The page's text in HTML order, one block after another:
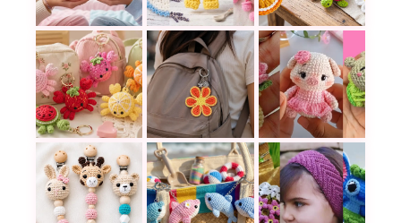
Llavero corazón con alas a crochet: un detalle
17 recuerdos a crochet para
Flores, frutas y
Los cangrejos frutales a crochet más tiernos
Un llavero flor a crochet para
¿Qué llaveros a